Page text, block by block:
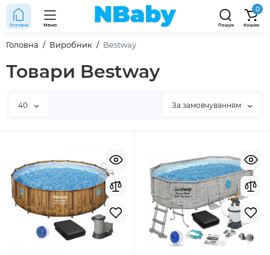
Головна Меню Пошук
0
Кошик
Головна Виробник Bestway
Товари Bestway
40 За замовчуванням